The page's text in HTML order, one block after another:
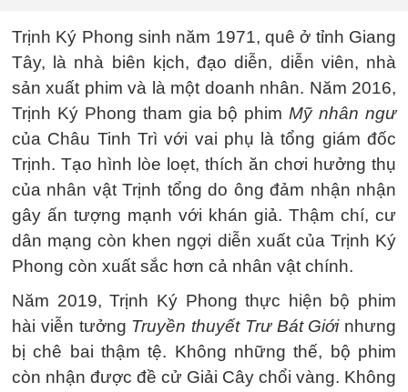
Trịnh Ký Phong sinh năm 1971, quê ở tỉnh Giang
Tây, là nhà biên kịch, đạo diễn, diễn viên, nhà
sản xuất phim và là một doanh nhân. Năm 2016,
Trịnh Ký Phong tham gia bộ phimMỹ nhân ngư
của Châu Tinh Trì với vai phụ là tổng giám đốc
Trịnh. Tạo hình lòe loẹt, thích ăn chơi hưởng thụ
của nhân vật Trịnh tổng do ông đảm nhận nhận
gây ấn tượng mạnh với khán giả. Thậm chí, cư
dân mạng còn khen ngợi diễn xuất của Trịnh Ký
Phong còn xuất sắc hơn cả nhân vật chính.
Năm 2019, Trịnh Ký Phong thực hiện bộ phim
hài viễn tưởng Truyền thuyết Trư Bát Giớinhưng
bị chê bai thậm tệ. Không những thế, bộ phim
còn nhận được đề cử Giải Cây chổi vàng. Không